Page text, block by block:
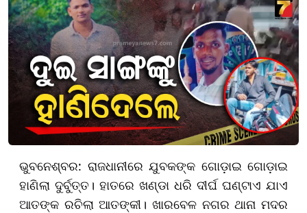
ଭୁବନେଶ୍ବର: ରାଜଧାନୀରେ ଯୁବକଙ୍କ ଗୋଡ଼ାଇ ଗୋଡ଼ାଇ
ହାଣିଲା ଦୁର୍ବୁତ୍ତ। ହାତରେ ଖଣ୍ଡା ଧରି ଦୀର୍ଘ ଘଣ୍ଟାଏ ଯାଏ
ଆତଙ୍କ ରଚିଲା ଆତଙ୍କୀ। ଖାରବେଳ ନଗର ଥାନା ମଦର